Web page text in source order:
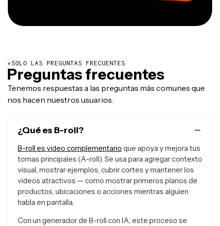
●SOLO LAS PREGUNTAS FRECUENTES
Preguntas frecuentes
Tenemos respuestas a las preguntas más comunes que
nos hacen nuestros usuarios.
¿Qué es B-roll?
B-roll es video complementario que apoya y mejora tus
tomas principales (A-roll). Se usa para agregar contexto
visual, mostrar ejemplos, cubrir cortes y mantener los
videos atractivos — como mostrar primeros planos de
productos, ubicaciones o acciones mientras alguien
habla en pantalla.
Con un generador de B-roll con IA, este proceso se